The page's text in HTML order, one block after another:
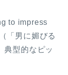
to impress
「男に媚びる
典型的なピッ